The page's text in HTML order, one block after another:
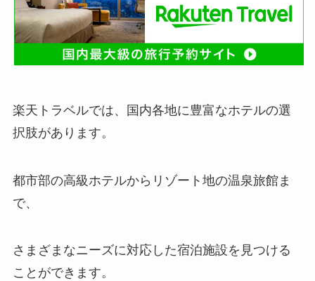
楽天トラベルでは、国内各地に豊富なホテルの選
択肢があります。
都市部の高級ホテルからリゾート地の温泉旅館ま
で、
さまざまなニーズに対応した宿泊施設を見つける
ことができます。